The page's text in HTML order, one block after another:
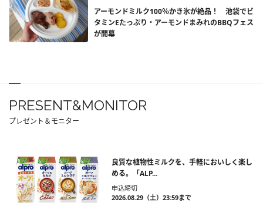
アーモンドミルク100％かき氷が絶品！ 池袋でビ
タミンEたっぷり・アーモンドまみれのBBQフェス
が開幕
PRESENT&MONITOR
プレゼント＆モニター
良質な植物性ミルクを、手軽においしく楽し
める。「ALP...
申込締切
2026.08.29（土）23:59まで